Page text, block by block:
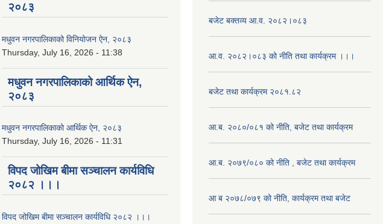
२०८३
मधुवन नगरपालिकाको विनियोजन ऐन, २०८३
Thursday, July 16, 2026 - 11:38
मधुवन नगरपालिकाको आर्थिक ऐन,
२०८३
मधुवन नगरपालिकाको आर्थिक ऐन, २०८३
Thursday, July 16, 2026 - 11:31
विपद जोखिम बीमा सञ्चालन कार्यविधि
२०८२ ।।।
विपद जोखिम बीमा सञ्चालन कार्यविधि २०८२ ।।।
बजेट बक्तव्य आ.व. २०८२।०८३
आ.व. २०८२।०८३ को नीति तथा कार्यक्रम ।।।
बजेट तथा कार्यक्रम २०८१.८२
आ.ब. २०८०/०८१ को नीति, बजेट तथा कार्यक्रम
आ.ब. २०७९/०८० को नीति , बजेट तथा कार्यक्रम
आ ब २०७८/०७९ को नीति, कार्यक्रम तथा बजेट